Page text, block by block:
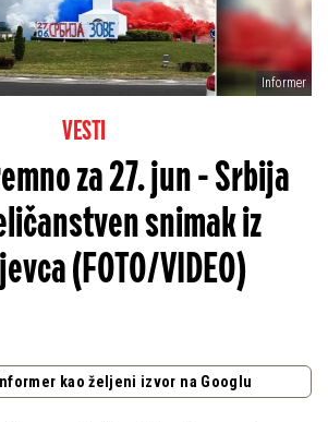
Informer
VESTI
za 27. jun - Srbija
snimak iz
(FOTO/VIDEO)
kao željeni izvor na Googlu